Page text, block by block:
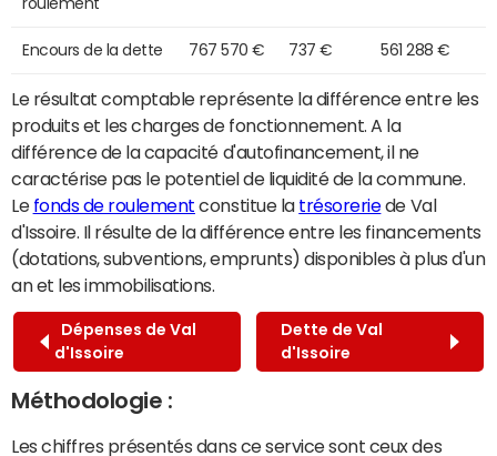
Encours de la dette 767 570 € 737 € 561 288 €
Le résultat comptable représente la différence entre les
produits et les charges de fonctionnement. A la
différence de la capacité d'autofinancement, il ne
caractérise pas le potentiel de liquidité de la commune.
Le fonds de roulement constitue la trésoreriede Val
d'Issoire. Il résulte de la différence entre les financements
(dotations, subventions, emprunts) disponibles à plus d'un
an et les immobilisations.
Dépenses de Val
d'Issoire
Dette de Val
d'Issoire
Méthodologie :
Les chiffres présentés dans ce service sont ceux des